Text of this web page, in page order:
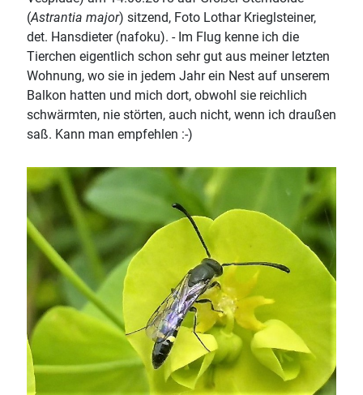
(Astrantia major) sitzend, Foto Lothar Krieglsteiner,
det. Hansdieter (nafoku). - Im Flug kenne ich die
Tierchen eigentlich schon sehr gut aus meiner letzten
Wohnung, wo sie in jedem Jahr ein Nest auf unserem
Balkon hatten und mich dort, obwohl sie reichlich
schwärmten, nie störten, auch nicht, wenn ich draußen
saß. Kann man empfehlen :-)